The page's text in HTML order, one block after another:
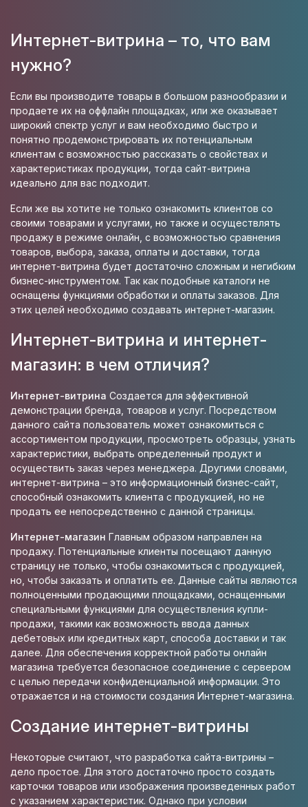
Интернет-витрина – то, что вам
нужно?
Если вы производите товары в большом разнообразии и
продаете их на оффлайн площадках, или же оказывает
широкий спектр услуг и вам необходимо быстро и
понятно продемонстрировать их потенциальным
клиентам с возможностью рассказать о свойствах и
характеристиках продукции, тогда сайт-витрина
идеально для вас подходит.
Если же вы хотите не только ознакомить клиентов со
своими товарами и услугами, но также и осуществлять
продажу в режиме онлайн, с возможностью сравнения
товаров, выбора, заказа, оплаты и доставки, тогда
интернет-витрина будет достаточно сложным и негибким
бизнес-инструментом. Так как подобные каталоги не
оснащены функциями обработки и оплаты заказов. Для
этих целей необходимо создавать интернет-магазин.
Интернет-витрина и интернет-
магазин: в чем отличия?
Интернет-витрина Создается для эффективной
демонстрации бренда, товаров и услуг. Посредством
данного сайта пользователь может ознакомиться с
ассортиментом продукции, просмотреть образцы, узнать
характеристики, выбрать определенный продукт и
осуществить заказ через менеджера. Другими словами,
интернет-витрина – это информационный бизнес-сайт,
способный ознакомить клиента с продукцией, но не
продать ее непосредственно с данной страницы.
Интернет-магазин Главным образом направлен на
продажу. Потенциальные клиенты посещают данную
страницу не только, чтобы ознакомиться с продукцией,
но, чтобы заказать и оплатить ее. Данные сайты являются
полноценными продающими площадками, оснащенными
специальными функциями для осуществления купли-
продажи, такими как возможность ввода данных
дебетовых или кредитных карт, способа доставки и так
далее. Для обеспечения корректной работы онлайн
магазина требуется безопасное соединение с сервером
с целью передачи конфиденциальной информации. Это
отражается и на стоимости создания Интернет-магазина.
Создание интернет-витрины
Некоторые считают, что разработка сайта-витрины –
дело простое. Для этого достаточно просто создать
карточки товаров или изображения произведенных работ
с указанием характеристик. Однако при условии